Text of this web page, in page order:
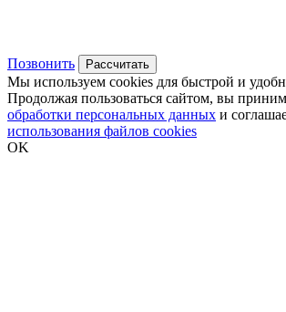
Позвонить Рассчитать
Мы используем cookies для быстрой и
Продолжая пользоваться сайтом, вы
обработки персональных данных и
использования файлов cookies
OK